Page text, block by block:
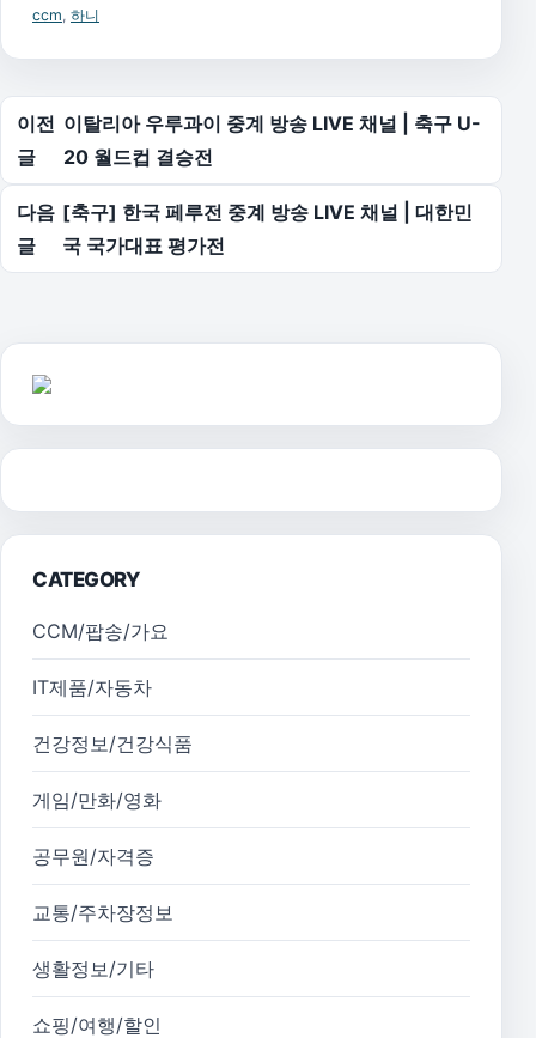
ccm 하니
글 탐색
이전
글
이탈리아 우루과이 중계 방송 LIVE 채널 | 축구 U-
20 월드컵 결승전
다음
글
[축구] 한국 페루전 중계 방송 LIVE 채널 | 대한민
국 국가대표 평가전
CATEGORY
CCM/팝송/가요
IT제품/자동차
건강정보/건강식품
게임/만화/영화
공무원/자격증
교통/주차장정보
생활정보/기타
쇼핑/여행/할인